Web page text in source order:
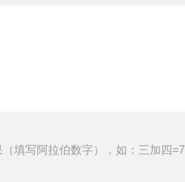
填写阿拉伯数字），如：三加四=7